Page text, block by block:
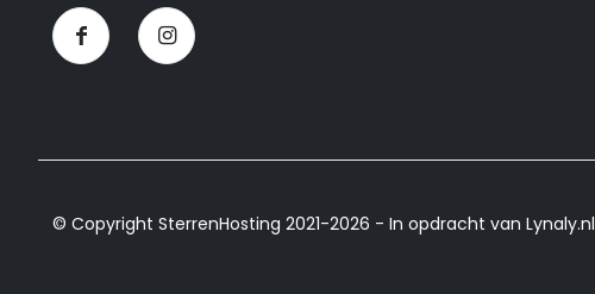
© Copyright SterrenHosting 2021-2026 - In opdracht van Lynaly.nl